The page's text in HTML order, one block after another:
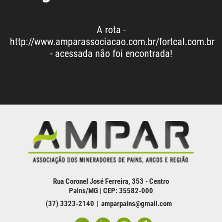
A rota -
http://www.amparassociacao.com.br/fortcal.com.br
- acessada não foi encontrada!
Rua Coronel José Ferreira, 353 - Centro
Pains/MG | CEP: 35582-000
(37) 3323-2140
amparpains@gmail.com